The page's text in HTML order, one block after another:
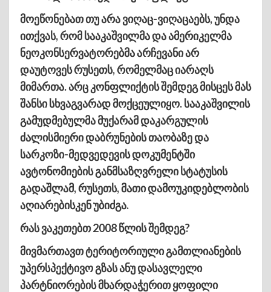
მოეწონებათ თუ არა ვიღაც-ვიღაცაებს, უნდა
ითქვას, რომ სააკაშვილმა და ამერიკელმა
ნეოკონსერვატორებმა არჩევანი არ
დაუტოვეს რუსეთს, რომელმაც იარაღს
მიმართა. არც კონფლიქტის შემდეგ მისცეს მას
შანსი სხვაგვარად მოქცეულიყო. სააკაშვილის
გამუდმებულმა მუქარამ დაკარგულის
ძალისმიერი დაბრუნების თაობაზე და
სარკოზი-მედვედევის დოკუმენტში
ავტონომიების განმსაზღვრელი სტატუსის
გადაშლამ, რუსეთს, მათი დამოუკიდებლობის
აღიარებისკენ უბიძგა.
რას ვაკეთებთ 2008 წლის შემდეგ?
მივმართავთ ტერიტორიული გამთლიანების
უპერსპექტივო გზას ანუ დასავლელი
პარტნიორების მხარდაჭერით ყოფილი